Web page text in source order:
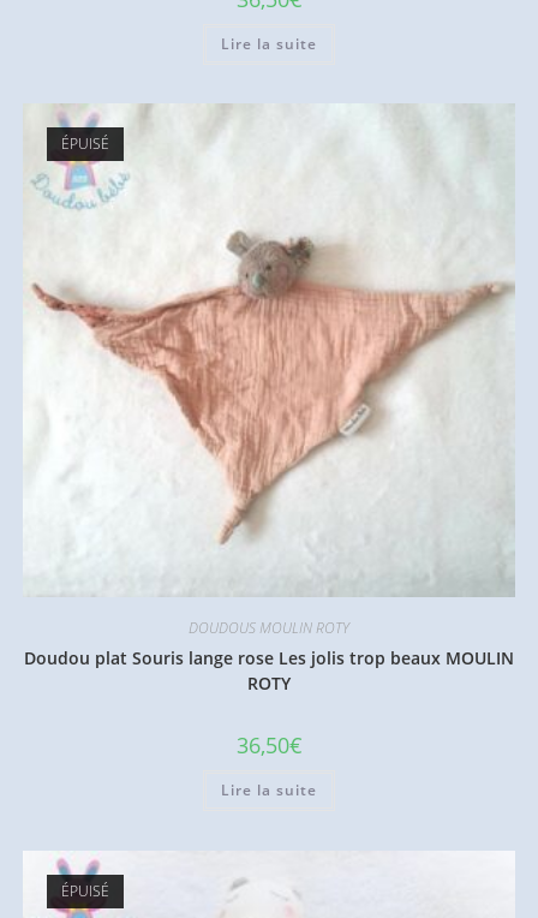
Lire la suite
ÉPUISÉ
DOUDOUS MOULIN ROTY
Doudou plat Souris lange rose Les jolis trop beaux MOULIN
ROTY
36,50€
Lire la suite
ÉPUISÉ